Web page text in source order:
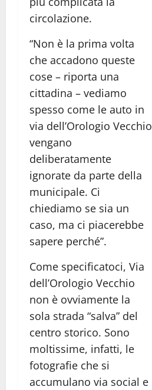
circolazione.
“Non è la prima volta
che accadono queste
cose – riporta una
cittadina – vediamo
spesso come le auto in
via dell’Orologio Vecchio
vengano
deliberatamente
ignorate da parte della
municipale. Ci
chiediamo se sia un
caso, ma ci piacerebbe
sapere perché”.
Come specificatoci, Via
dell’Orologio Vecchio
non è ovviamente la
sola strada “salva” del
centro storico. Sono
moltissime, infatti, le
fotografie che si
accumulano via social e